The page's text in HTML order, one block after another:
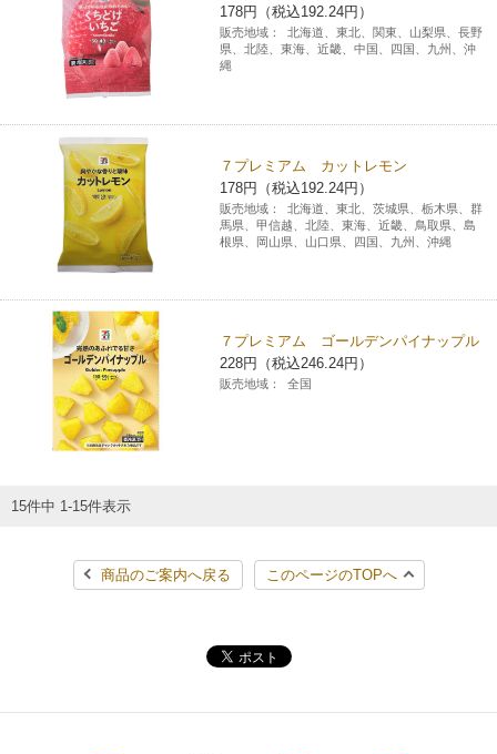
178円（税込192.24円）
販売地域：
北海道、東北、関東、山梨県、長野
県、北陸、東海、近畿、中国、四国、九州、沖
縄
７プレミアム カットレモン
178円（税込192.24円）
販売地域：
北海道、東北、茨城県、栃木県、群
馬県、甲信越、北陸、東海、近畿、鳥取県、島
根県、岡山県、山口県、四国、九州、沖縄
７プレミアム ゴールデンパイナップル
228円（税込246.24円）
販売地域： 全国
15件中 1-15件表示
商品のご案内へ戻る このページのTOPへ